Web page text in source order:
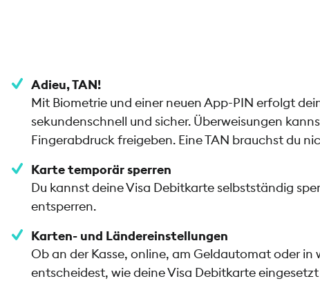
Adieu, TAN!
Mit Biometrie und einer neuen App-PIN erfolgt
sekundenschnell und sicher. Überweisungen
Fingerabdruck freigeben. Eine TAN brauchst du
Karte temporär sperren
Du kannst deine Visa Debitkarte selbstständig
entsperren.
Karten- und Ländereinstellungen
Ob an der Kasse, online, am Geldautomat oder in
entscheidest, wie deine Visa Debitkarte